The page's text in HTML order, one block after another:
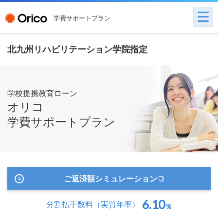
学費サポートプラン
北九州リハビリテーション学院指定
学校提携教育ローン
オリコ
学費サポートプラン
ご返済額シミュレーション
分割払手数料（実質年率） 6.10％